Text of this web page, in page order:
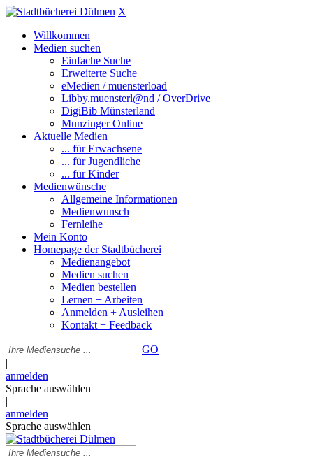
X
Willkommen
Medien suchen
Einfache Suche
Erweiterte Suche
eMedien / muensterload
Libby.muensterl@nd / OverDrive
DigiBib Münsterland
Munzinger Online
Aktuelle Medien
... für Erwachsene
... für Jugendliche
... für Kinder
Medienwünsche
Allgemeine Informationen
Medienwunsch
Fernleihe
Mein Konto
Homepage der Stadtbücherei
Medienangebot
Medien suchen
Medien bestellen
Lernen + Arbeiten
Anmelden + Ausleihen
Kontakt + Feedback
GO
|
anmelden
Sprache auswählen
|
anmelden
Sprache auswählen